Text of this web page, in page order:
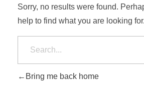
Sorry, no results were found.
help to find what you are looking for.
Bring me back home